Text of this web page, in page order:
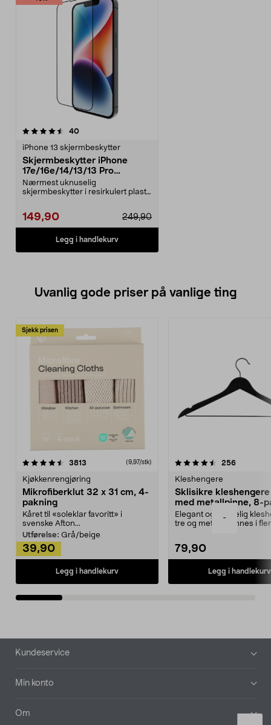
-
40anmeldelser
iPhone 13 skjermbeskytter
Skjermbeskytter iPhone
17e/16e/14/13/13 Pro
dbramante1928 Eco-Shield
Nærmest uknuselig
skjermbeskytter i resirkulert plast.
249,90
149,90
Legg i handlekurv
Uvanlig gode priser på vanlige ting
Sjekk prisen
3813 anmeldelser(9,97/stk)
Kjøkkenrengjøring
Mikrofiberklut 32 x 31 cm, 4-
pakning
Kåret til «soleklar favoritt» i
svenske Afton...
Utførelse: Grå/beige
39,90
Legg i handlekurv
4.5av 5 stjerner 256
Kleshengere
Sklisikre
med metallpinne, 8-
Elegant og skikkelig
tre og metall – finnes i
79,90
Legg i handlekurv
4.5av 5 stjerner
Bunntekst
Kundeservice
Min konto
Om